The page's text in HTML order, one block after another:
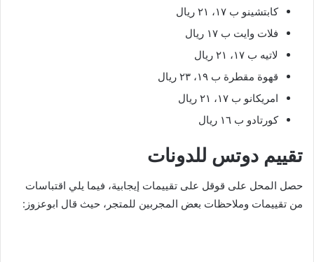
كابتشينو ب ١٧، ٢١ ريال
فلات وايت ب ١٧ ريال
لاتيه ب ١٧، ٢١ ريال
قهوة مقطرة ب ١٩، ٢٣ ريال
امريكانو ب ١٧، ٢١ ريال
كورتادو ب ١٦ ريال
تقييم دوتس للدونات
حصل المحل على قوقل على تقييمات إيجابية، فيما يلي اقتباسات
من تقييمات وملاحظات بعض المجربين للمتجر، حيث قال ابوعزوز: